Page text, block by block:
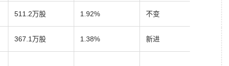
511.2万股 1.92% 不变
367.1万股 1.38% 新进